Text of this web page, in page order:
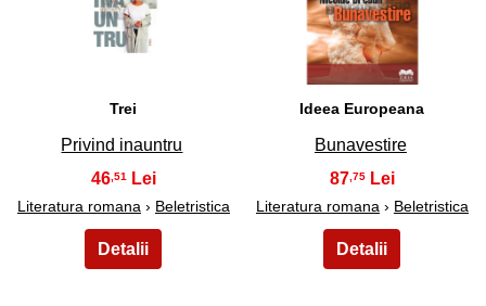
25
Trei
Privind inauntru
46,51
Literatura romana › Beletristica
26
Ideea Europeana
Bunavestire
87,75
Literatura romana › Beletristica